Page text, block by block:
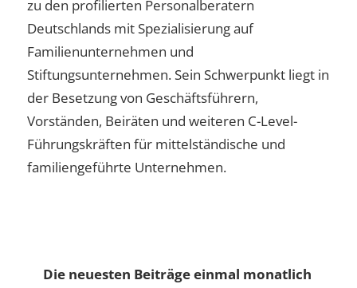
zu den profilierten Personalberatern
Deutschlands mit Spezialisierung auf
Familienunternehmen und
Stiftungsunternehmen. Sein Schwerpunkt liegt in
der Besetzung von Geschäftsführern,
Vorständen, Beiräten und weiteren C-Level-
Führungskräften für mittelständische und
familiengeführte Unternehmen.
Die neuesten Beiträge einmal monatlich